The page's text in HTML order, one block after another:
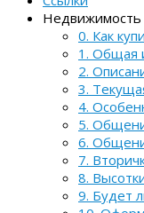
Недвижимость
0. Как
1. Общая
2.
3.
4.
5.
6.
7.
8.
9. Будет